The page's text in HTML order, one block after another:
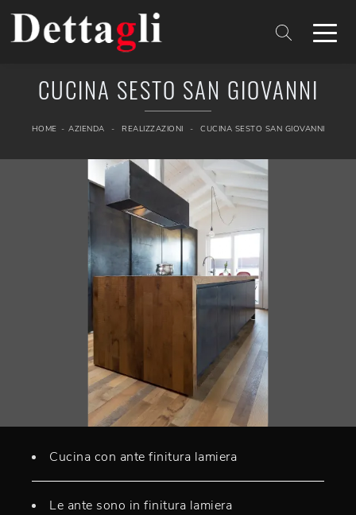
CUCINA SESTO SAN GIOVANNI
HOME - AZIENDA - REALIZZAZIONI - CUCINA SESTO SAN GIOVANNI
Cucina con ante finitura lamiera
Le ante sono in finitura lamiera